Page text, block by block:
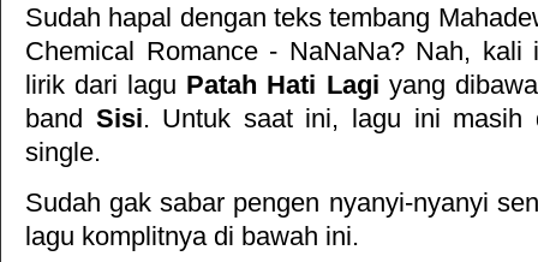
Sudah hapal dengan teks tembang
Chemical Romance - NaNaNa? Nah, kali
lirik dari lagu Patah Hati Lagi yang
band Sisi. Untuk saat ini, lagu ini masih
single.
Sudah gak sabar pengen nyanyi-nyanyi
lagu komplitnya di bawah ini.